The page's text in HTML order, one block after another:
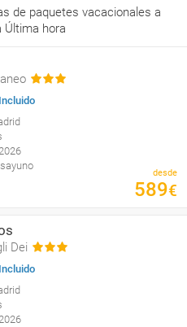
de paquetes vacacionales a
Última hora
desde
589€
Dei